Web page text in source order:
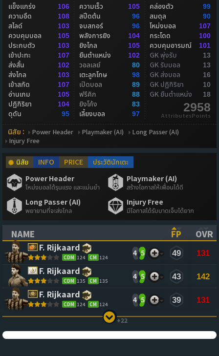
แข็งแกร่ง 106
ความอึด 108
สไลด์ 103
ควบคุมบอล 105
ประกบตัว 103
เข้าปะทะ 107
ส่งสั้น 102
ส่งไกล 103
เข้าสกัด 107
อ่านเกม 105
ปฏิกิริยา 104
ดุดัน 95
ความเร็ว 105
สปีดต้น 96
จบสกอร์ 96
พลังการยิง 104
ยิงไกล 105
ยืนตำแหน่ง 102
วอลเลย์ 80
เตะลูกโทษ 98
เปิดบอล 89
ฟรีคิก 88
ยิงโค้ง 83
เลี้ยงบอล 97
คล่องตัว 99
สมดุล 90
โหม่งบอล 107
กระโดด 100
ควบคุมอารมณ์ 101
GK พุ่งรับ 13
GK รับบอล 13
GK ส่งบอล 16
GK ปฏิกิริยา 10
GK ยืนตำแหน่ง 18
2958
AttributesPoints
นิสัย : Power Header Playmaker (AI)
Long Passer (AI)
Injury Free
นิสัย INFO PRICE
ประวัตินักเตะ
Power Header
โหม่งบอลได้รุนแรง และแม่นยำ
Playmaker (AI)
สร้างโอกาสให้เพื่อนได้ดี
Long Passer (AI)
พยายามที่จะส่งไกล
Injury Free
มีโอกาสได้รับบาดเจ็บได้ยาก
NAME
(CLICK TO SORT ASCENDING)
FP
OVR
F. Rijkaard
CDM 124 CM 124
4 5 49 131
F. Rijkaard
CDM 135 CM 135
4 5 43 142
F. Rijkaard
CDM 124 CM 124
4 5 39 131
+22